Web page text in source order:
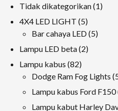
Tidak dikategorikan 11
4X4 LED LIGHT 55
produk
Bar cahaya LED 55
Lampu LED beta 22
Lampu kabus 8282
produk
Dodge Ram Fog Lights
Lampu kabus Ford F150
Lampu kabut Harley